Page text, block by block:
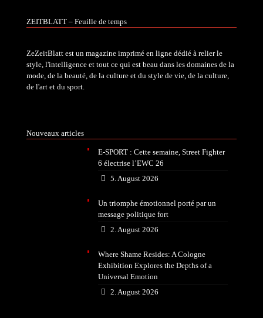
ZEITBLATT – Feuille de temps
ZeZeitBlatt est un magazine imprimé en ligne dédié à relier le
style, l'intelligence et tout ce qui est beau dans les domaines de la
mode, de la beauté, de la culture et du style de vie, de la culture,
de l'art et du sport.
Nouveaux articles
E-SPORT : Cette semaine, Street Fighter
6 électrise l’EWC 26
5. August 2026
Un triomphe émotionnel porté par un
message politique fort
2. August 2026
Where Shame Resides: A Cologne
Exhibition Explores the Depths of a
Universal Emotion
2. August 2026